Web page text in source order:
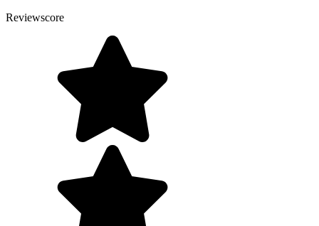
Reviewscore